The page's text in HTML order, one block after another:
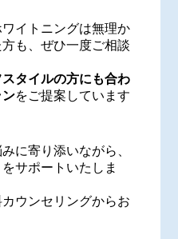
ワイトニングは無理か
も、ぜひ一度ご相談
タイルの方にも合わ
ンをご提案しています
に寄り添いながら、
サポートいたしま
ウンセリングからお